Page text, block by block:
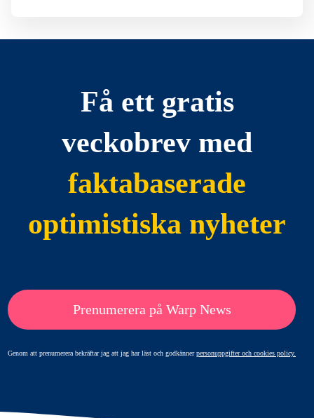
Få ett gratis
veckobrev med
faktabaserade
optimistiska nyheter
Prenumerera på Warp News
Genom att prenumerera bekräftar jag att jag har läst och godkännerpersonuppgifter och cookies policy.